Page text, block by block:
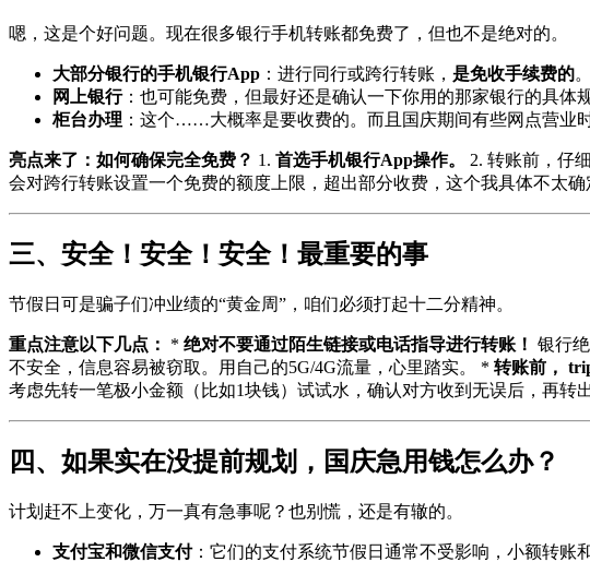
嗯，这是个好问题。现在很多银行手机转账都免费了，但也不是绝对的。
大部分银行的手机银行App ：进行同行或跨行转账， 是免收手续费的
网上银行：也可能免费，但最好还是确认一下你用的那家银行的具体规
柜台办理 ：这个……大概率是要收费的。而且国庆期间有些网点营业
亮点来了：如何确保完全免费？ 1. 首选手机银行App操作。
2. 转账前，仔
会对跨行转账设置一个免费的额度上限，超出部分收费，这个我具体不太确
三、安全！安全！安全！最重要的事
节假日可是骗子们冲业绩的“黄金周”，咱们必须打起十二分精神。
重点注意以下几点： * 绝对不要通过陌生链接或电话指导进行转账！ 银行
不安全，信息容易被窃取。用自己的5G/4G流量，心里踏实。 * 转账前，
考虑先转一笔极小金额（比如1块钱）试试水，确认对方收到无误后，再转
四、如果实在没提前规划，国庆急用钱怎么办？
计划赶不上变化，万一真有急事呢？也别慌，还是有辙的。
支付宝和微信支付：它们的支付系统节假日通常不受影响，小额转账